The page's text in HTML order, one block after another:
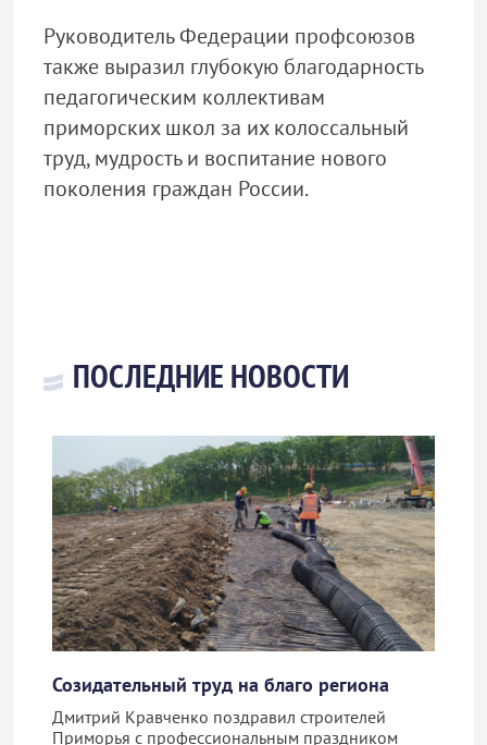
Руководитель Федерации профсоюзов
также выразил глубокую благодарность
педагогическим коллективам
приморских школ за их колоссальный
труд, мудрость и воспитание нового
поколения граждан России.
ПОСЛЕДНИЕ НОВОСТИ
Созидательный труд на благо региона
Дмитрий Кравченко поздравил строителей
Приморья с профессиональным праздником